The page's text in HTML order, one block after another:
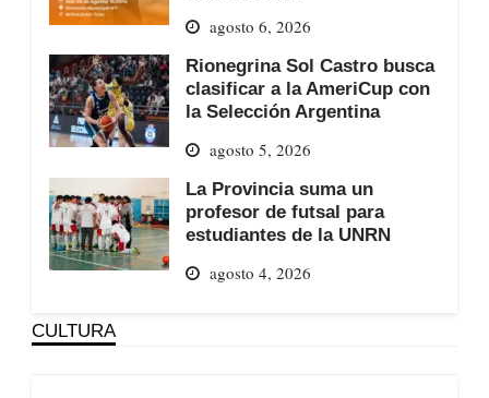
agosto 6, 2026
Rionegrina Sol Castro busca
clasificar a la AmeriCup con
la Selección Argentina
agosto 5, 2026
La Provincia suma un
profesor de futsal para
estudiantes de la UNRN
agosto 4, 2026
CULTURA